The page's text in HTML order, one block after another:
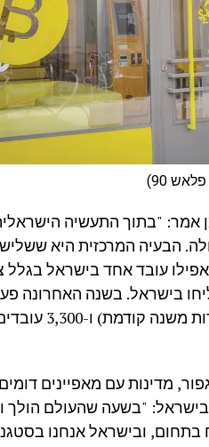
90)
אמר: "בתוך התעשיה
הבעיה המרכזית היא
אפילו עובד אחד בישראל
בישראל. בשנה האחרונה
הישראלית 161
מדינות עם מאפיינים
"בשעה שהעולם הולך
ובישראל אנחנו